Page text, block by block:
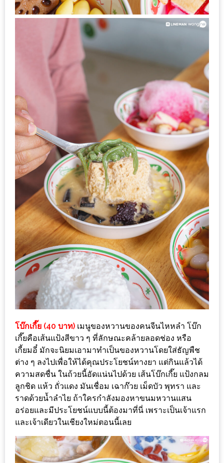
มา
สินค้า
เรื่อง
บ้าน
คุ้ม
เดียว
HOMEPRO
FAIR
2017
เชียงใหม่
จัด
เต็ม
กับ
แผนที่
ร้าน
หมู
กระทะ
เชียงใหม่
งบ
ไม่
บาน
ปลาย
อิ่ม
ชิ
ไม่
เกิน
โบ๊กเกี๊ย (40 บาท) เมนูของหวานของคนจีนไหหลำ โบ๊ก
เกี๊ยคือเส้นแป้งสีขาว ๆ ที่ลักษณะคล้ายลอดช่อง หรือ
เกี้ยมอี๋ มักจะนิยมเอามาทำเป็นของหวานโดยใส่ธัญพืช
ต่าง ๆ ลงไปเพื่อให้ได้คุณประโยชน์ทางยา แต่กินแล้วได้
ความสดชื่น ในถ้วยนี้อัดแน่นไปด้วย เส้นโบ๊กเกี๊ย แป้งกลม
ลูกชิด แห้ว ถั่วแดง มันเชื่อม เฉาก๊วย เม็ดบัว พุทรา และ
ราดด้วยน้ำลำไย ถ้าใครกำลังมองหาขนมหวานแสน
อร่อยและมีประโยชน์แบบนี้ต้องมาที่นี่ เพราะเป็นเจ้าแรก
และเจ้าเดียวในเชียงใหม่ตอนนี้เลย